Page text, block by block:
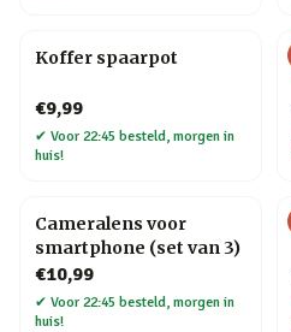
Koffer spaarpot
€9,99
✔ Voor 22:45 besteld, morgen in
huis!
Cameralens voor
smartphone (set van 3)
€10,99
✔ Voor 22:45 besteld, morgen in
huis!